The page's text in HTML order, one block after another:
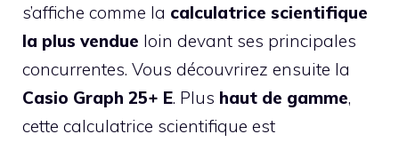
s’affiche comme la calculatrice scientifique
la plus vendue loin devant ses principales
concurrentes. Vous découvrirez ensuite la
Casio Graph 25+ E. Plus haut de gamme,
cette calculatrice scientifique est